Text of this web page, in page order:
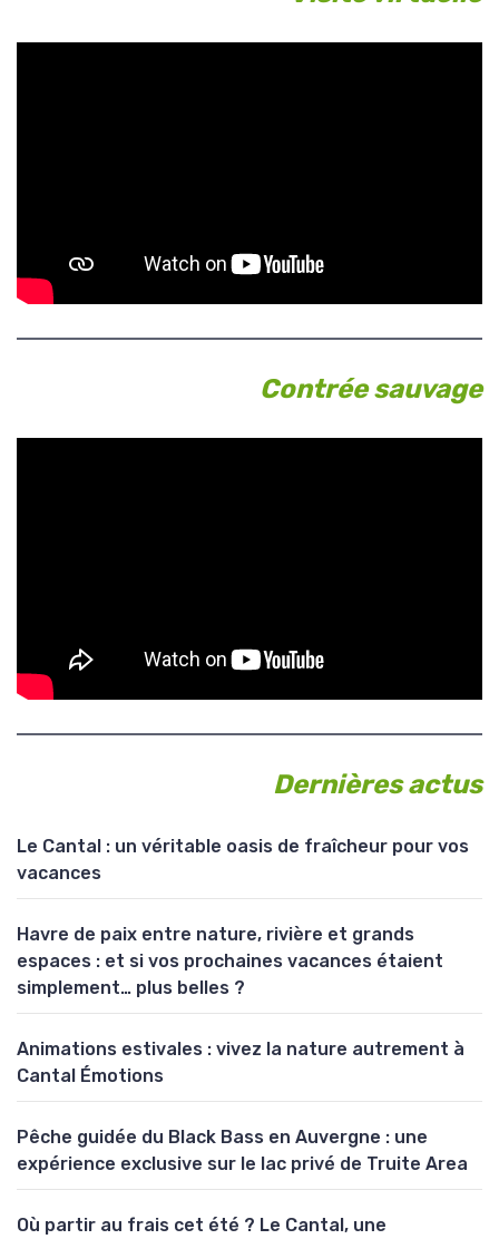
Contrée sauvage
Dernières actus
Le Cantal : un véritable oasis de fraîcheur pour vos
vacances
Havre de paix entre nature, rivière et grands
espaces : et si vos prochaines vacances étaient
simplement… plus belles ?
Animations estivales : vivez la nature autrement à
Cantal Émotions
Pêche guidée du Black Bass en Auvergne : une
expérience exclusive sur le lac privé de Truite Area
Où partir au frais cet été ? Le Cantal, une